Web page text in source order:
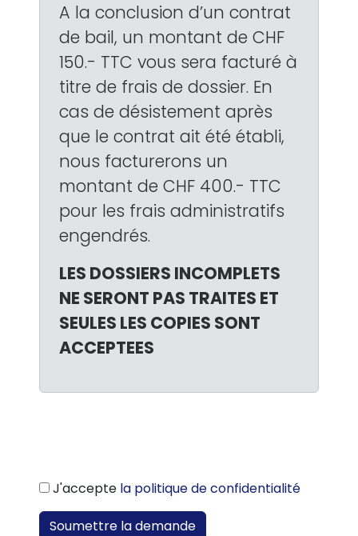
A la conclusion d’un contrat
de bail, un montant de CHF
150.- TTC vous sera facturé à
titre de frais de dossier. En
cas de désistement après
que le contrat ait été établi,
nous facturerons un
montant de CHF 400.- TTC
pour les frais administratifs
engendrés.
LES DOSSIERS INCOMPLETS
NE SERONT PAS TRAITES ET
SEULES LES COPIES SONT
ACCEPTEES
J'accepte la politique de confidentialité
Soumettre la demande